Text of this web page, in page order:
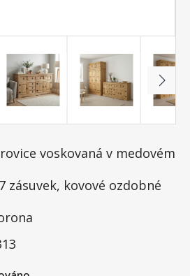
voskovaná v medovém
zásuvek, kovové ozdobné